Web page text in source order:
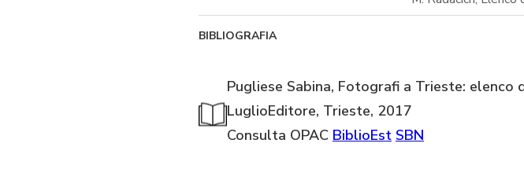
BIBLIOGRAFIA
Pugliese Sabina, Fotografi a Trieste:
LuglioEditore, Trieste, 2017
Consulta OPAC BiblioEst SBN